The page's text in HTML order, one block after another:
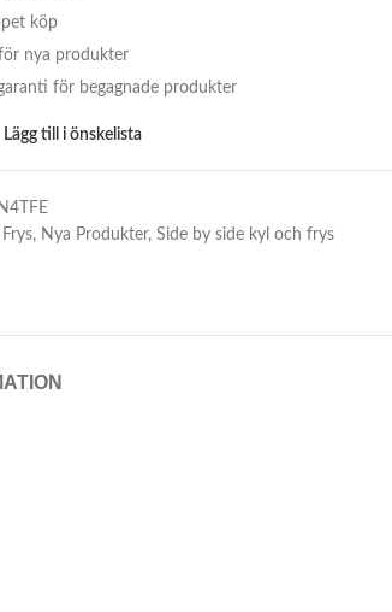
köp
nya produkter
för begagnade produkter
Lägg till i önskelista
, Nya Produkter, Side by side kyl och frys